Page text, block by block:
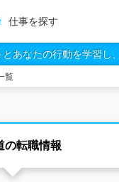
仕事を探す
あなたの行動を学習し
覧
の転職情報